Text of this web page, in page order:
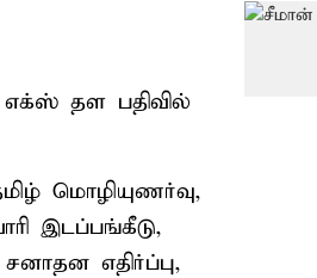
தள பதிவில்
மொழியுணர்வு,
இடப்பங்கீடு,
எதிர்ப்பு,